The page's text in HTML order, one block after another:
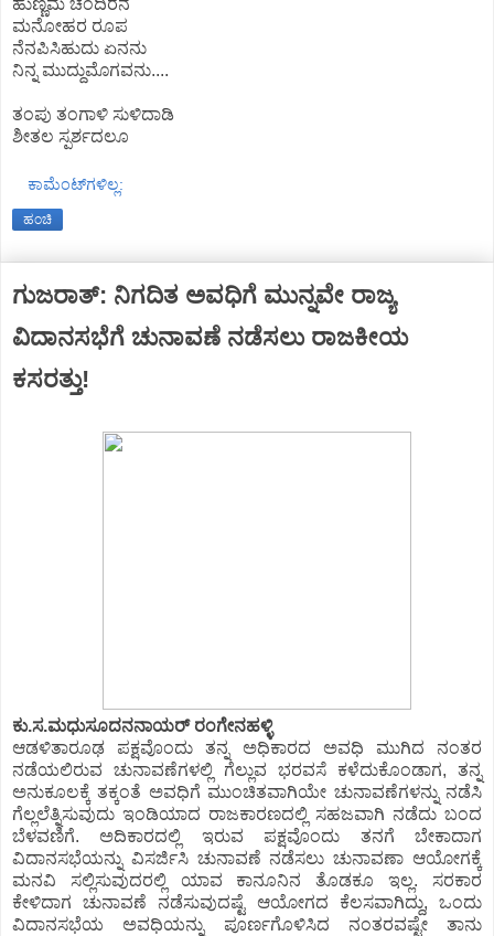
ಹುಣ್ಣಿಮೆ ಚಂದಿರನ
ಮನೋಹರ ರೂಪ
ನೆನಪಿಸಿಹುದು ಏನನು
ನಿನ್ನ ಮುದ್ದುಮೊಗವನು....
ತಂಪು ತಂಗಾಳಿ ಸುಳಿದಾಡಿ
ಶೀತಲ ಸ್ಪರ್ಶ‌ದಲೂ
ಕಾಮೆಂಟ್‌ಗಳಿಲ್ಲ:
ಹಂಚಿ
ಗುಜರಾತ್: ನಿಗದಿತ ಅವಧಿಗೆ ಮುನ್ನವೇ ರಾಜ್ಯ
ವಿದಾನಸಭೆಗೆ ಚುನಾವಣೆ ನಡೆಸಲು ರಾಜಕೀಯ
ಕಸರತ್ತು!
ಕು.ಸ.ಮಧುಸೂದನನಾಯರ್ ರಂಗೇನಹಳ್ಳಿ
ಆಡಳಿತಾರೂಢ ಪಕ್ಷವೊಂದು ತನ್ನ ಅಧಿಕಾರದ ಅವಧಿ ಮುಗಿದ ನಂತರ
ನಡೆಯಲಿರುವ ಚುನಾವಣೆಗಳಲ್ಲಿ ಗೆಲ್ಲುವ ಭರವಸೆ ಕಳೆದುಕೊಂಡಾಗ, ತನ್ನ
ಅನುಕೂಲಕ್ಕೆ ತಕ್ಕಂತೆ ಅವಧಿಗೆ ಮುಂಚಿತವಾಗಿಯೇ ಚುನಾವಣೆಗಳನ್ನು ನಡೆಸಿ
ಗೆಲ್ಲಲೆತ್ನಿಸುವುದು ಇಂಡಿಯಾದ ರಾಜಕಾರಣದಲ್ಲಿ ಸಹಜವಾಗಿ ನಡೆದು ಬಂದ
ಬೆಳವಣಿಗೆ. ಅದಿಕಾರದಲ್ಲಿ ಇರುವ ಪಕ್ಷವೊಂದು ತನಗೆ ಬೇಕಾದಾಗ
ವಿದಾನಸಭೆಯನ್ನು ವಿಸರ್ಜಿಸಿ ಚುನಾವಣೆ ನಡೆಸಲು ಚುನಾವಣಾ ಆಯೋಗಕ್ಕೆ
ಮನವಿ ಸಲ್ಲಿಸುವುದರಲ್ಲಿ ಯಾವ ಕಾನೂನಿನ ತೊಡಕೂ ಇಲ್ಲ. ಸರಕಾರ
ಕೇಳಿದಾಗ ಚುನಾವಣೆ ನಡೆಸುವುದಷ್ಟೆ ಆಯೋಗದ ಕೆಲಸವಾಗಿದ್ದು, ಒಂದು
ವಿದಾನಸಭೆಯ ಅವಧಿಯನ್ನು ಪೂರ್ಣಗೊಳಿಸಿದ ನಂತರವಷ್ಟೇ ತಾನು